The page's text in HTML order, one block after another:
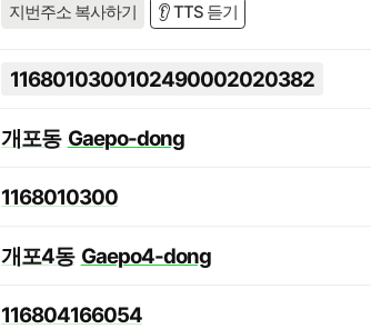
지번주소 복사하기 👂 TTS 듣기
1168010300102490002020382
개포동 Gaepo-dong
1168010300
개포4동 Gaepo4-dong
116804166054